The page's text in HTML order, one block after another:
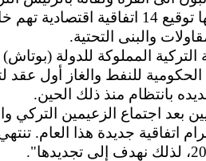
أدروغان والتي تم فيها توقيع 14 اتفاقية
والبنى التحتية.
المملوكة للدولة
للنفط والغاز أول عقد
بعد اجتماع الزعيمين التركي
اتفاقية جديدة هذا العام. تنتهي